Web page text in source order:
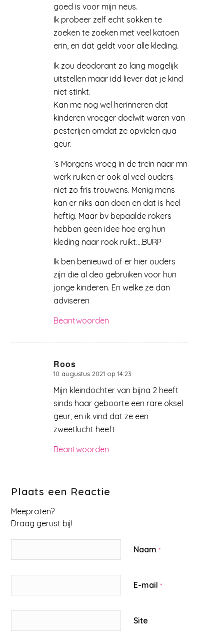
goed is voor mijn neus.
Ik probeer zelf echt sokken te
zoeken te zoeken met veel katoen
erin, en dat geldt voor alle kleding.
Ik zou deodorant zo lang mogelijk
uitstellen maar idd liever dat je kind
niet stinkt.
Kan me nog wel herinneren dat
kinderen vroeger doelwit waren van
pesterijen omdat ze opvielen qua
geur.
‘s Morgens vroeg in de trein naar mn
werk ruiken er ook al veel ouders
niet zo fris trouwens. Menig mens
kan er niks aan doen en dat is heel
heftig. Maar bv bepaalde rokers
hebben geen idee hoe erg hun
kleding naar rook ruikt….BURP
Ik ben benieuwd of er hier ouders
zijn die al deo gebruiken voor hun
jonge kinderen. En welke ze dan
adviseren
Beantwoorden
Roos
zegt:
10 augustus 2021 op 14:23
Mijn kleindochter van bijna 2 heeft
sinds haar geboorte een rare oksel
geur, en ik vind dat ze een
zweetlucht heeft
Beantwoorden
Plaats een Reactie
Meepraten?
Draag gerust bij!
Naam*
E-mail*
Site